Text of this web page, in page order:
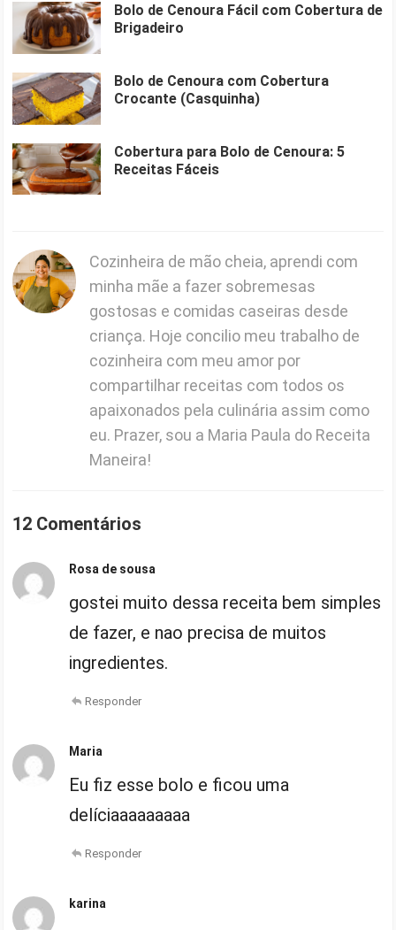
Bolo de Cenoura Fácil com Cobertura de
Brigadeiro
Bolo de Cenoura com Cobertura
Crocante (Casquinha)
Cobertura para Bolo de Cenoura: 5
Receitas Fáceis
Cozinheira de mão cheia, aprendi com
minha mãe a fazer sobremesas
gostosas e comidas caseiras desde
criança. Hoje concilio meu trabalho de
cozinheira com meu amor por
compartilhar receitas com todos os
apaixonados pela culinária assim como
eu. Prazer, sou a Maria Paula do Receita
Maneira!
12 Comentários
Rosa de sousa
gostei muito dessa receita bem simples
de fazer, e nao precisa de muitos
ingredientes.
Responder
Maria
Eu fiz esse bolo e ficou uma
delíciaaaaaaaaa
Responder
karina